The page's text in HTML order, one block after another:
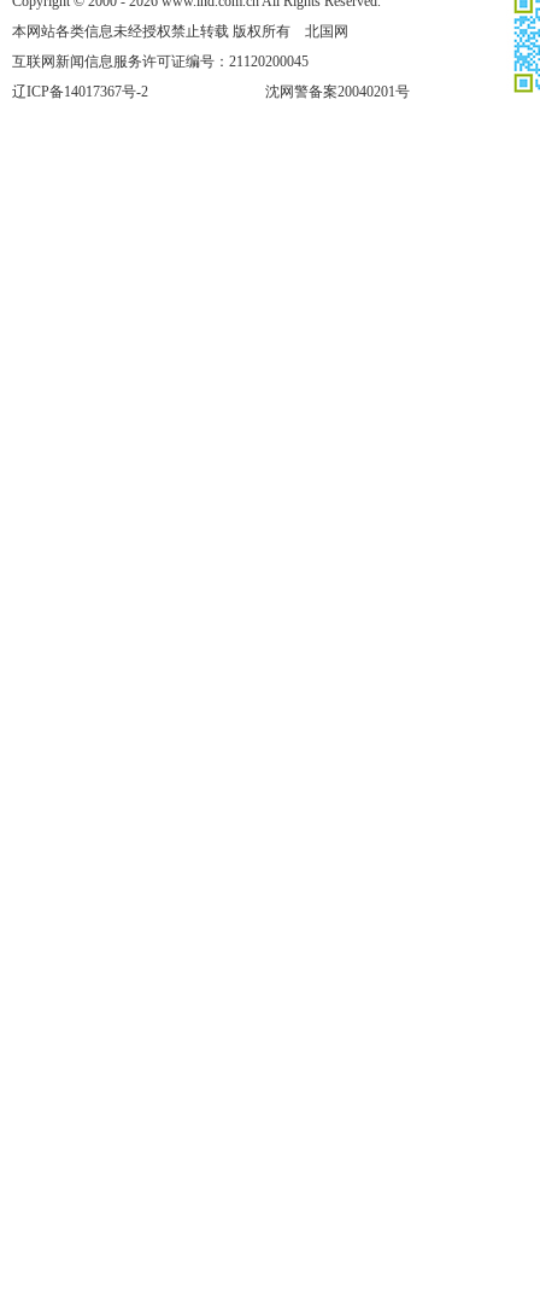
本网站各类信息未经授权禁止转载 版权所有 北国网
互联网新闻信息服务许可证编号：21120200045
辽ICP备14017367号-2
沈网警备案20040201号